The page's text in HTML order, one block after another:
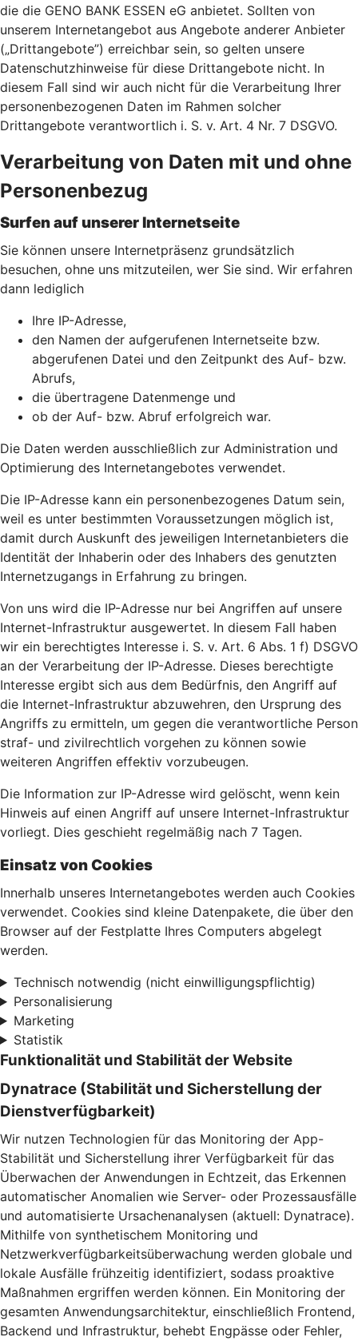
die die GENO BANK ESSEN eG anbietet. Sollten von
unserem Internetangebot aus Angebote anderer Anbieter
(„Drittangebote”) erreichbar sein, so gelten unsere
Datenschutzhinweise für diese Drittangebote nicht. In
diesem Fall sind wir auch nicht für die Verarbeitung Ihrer
personenbezogenen Daten im Rahmen solcher
Drittangebote verantwortlich i. S. v. Art. 4 Nr. 7 DSGVO.
Verarbeitung von Daten mit und ohne
Personenbezug
Surfen auf unserer Internetseite
Sie können unsere Internetpräsenz grundsätzlich
besuchen, ohne uns mitzuteilen, wer Sie sind. Wir erfahren
dann lediglich
Ihre IP-Adresse,
den Namen der aufgerufenen Internetseite bzw.
abgerufenen Datei und den Zeitpunkt des Auf- bzw.
Abrufs,
die übertragene Datenmenge und
ob der Auf- bzw. Abruf erfolgreich war.
Die Daten werden ausschließlich zur Administration und
Optimierung des Internetangebotes verwendet.
Die IP-Adresse kann ein personenbezogenes Datum sein,
weil es unter bestimmten Voraussetzungen möglich ist,
damit durch Auskunft des jeweiligen Internetanbieters die
Identität der Inhaberin oder des Inhabers des genutzten
Internetzugangs in Erfahrung zu bringen.
Von uns wird die IP-Adresse nur bei Angriffen auf unsere
Internet-Infrastruktur ausgewertet. In diesem Fall haben
wir ein berechtigtes Interesse i. S. v. Art. 6 Abs. 1 f) DSGVO
an der Verarbeitung der IP-Adresse. Dieses berechtigte
Interesse ergibt sich aus dem Bedürfnis, den Angriff auf
die Internet-Infrastruktur abzuwehren, den Ursprung des
Angriffs zu ermitteln, um gegen die verantwortliche Person
straf- und zivilrechtlich vorgehen zu können sowie
weiteren Angriffen effektiv vorzubeugen.
Die Information zur IP-Adresse wird gelöscht, wenn kein
Hinweis auf einen Angriff auf unsere Internet-Infrastruktur
vorliegt. Dies geschieht regelmäßig nach 7 Tagen.
Einsatz von Cookies
Innerhalb unseres Internetangebotes werden auch Cookies
verwendet. Cookies sind kleine Datenpakete, die über den
Browser auf der Festplatte Ihres Computers abgelegt
werden.
Technisch notwendig (nicht einwilligungspflichtig)
Personalisierung
Marketing
Statistik
Funktionalität und Stabilität der Website
Dynatrace (Stabilität und Sicherstellung der
Dienstverfügbarkeit)
Wir nutzen Technologien für das Monitoring der App-
Stabilität und Sicherstellung ihrer Verfügbarkeit für das
Überwachen der Anwendungen in Echtzeit, das Erkennen
automatischer Anomalien wie Server- oder Prozessausfälle
und automatisierte Ursachenanalysen (aktuell: Dynatrace).
Mithilfe von synthetischem Monitoring und
Netzwerkverfügbarkeitsüberwachung werden globale und
lokale Ausfälle frühzeitig identifiziert, sodass proaktive
Maßnahmen ergriffen werden können. Ein Monitoring der
gesamten Anwendungsarchitektur, einschließlich Frontend,
Backend und Infrastruktur, behebt Engpässe oder Fehler,